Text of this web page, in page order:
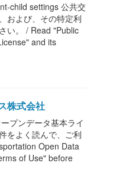
child settings 公共交
および、その特定利
い。 / Read "Public
and its
株式会社
プンデータ基本ライ
をよく読んで、ご利
Open Data
of Use" before